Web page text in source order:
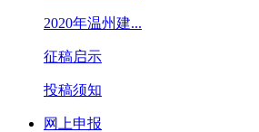
2020年温州建...
征稿启示
投稿须知
网上申报